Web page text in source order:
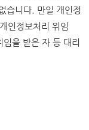
습니다. 만일 개인정
인정보처리 위임
을 받은 자 등 대리